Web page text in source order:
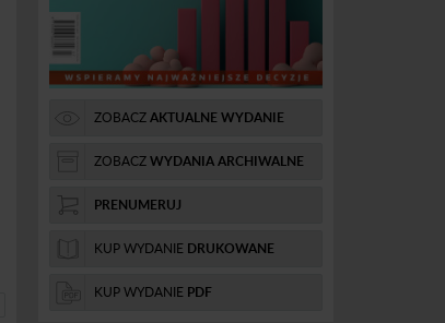
ZOBACZAKTUALNE WYDANIE
ZOBACZWYDANIA ARCHIWALNE
PRENUMERUJ
KUP WYDANIE DRUKOWANE
KUP WYDANIE PDF